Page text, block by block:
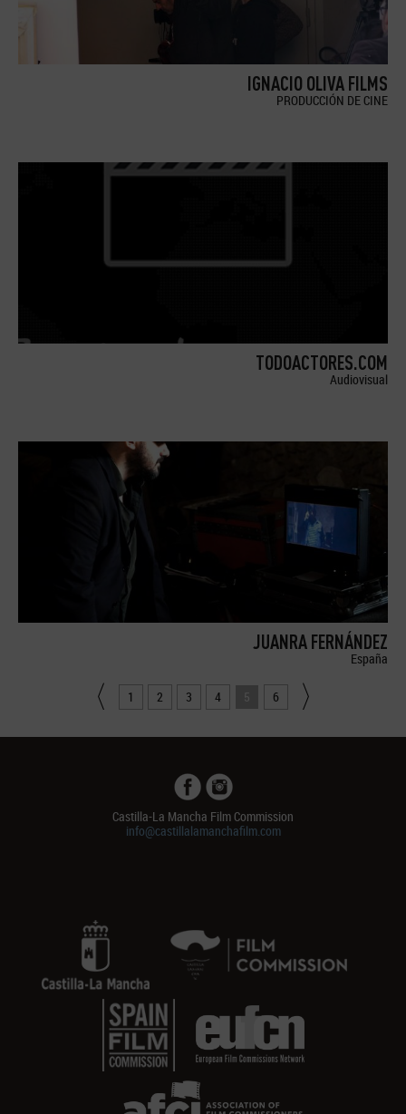
IGNACIO OLIVA FILMS
PRODUCCIÓN DE CINE
TODOACTORES.COM
Audiovisual
JUANRA FERNÁNDEZ
España
1 2 3 4 5 6
Castilla-La Mancha Film Commission
info@castillalamanchafilm.com